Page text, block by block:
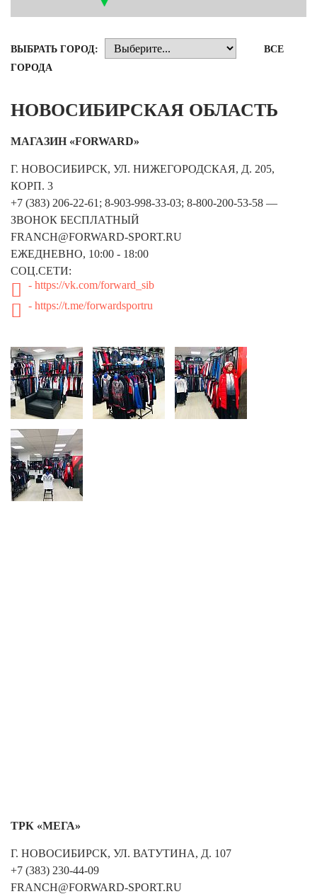
Республика Башкортостан (3)
Ростовская область (2)
Саратовская область (1)
Смоленская область (1)
Ставропольский край (5)
Томская область (1)
Тюменская область (3)
Хакасия (1)
Ханты-Мансийский автономный округ (3)
Челябинская область (2)
Ямало-Ненецкий автономный округ (1)
Ярославская область (1)
ВЫБРАТЬ ГОРОД:
ВСЕ
ГОРОДА
НОВОСИБИРСКАЯ ОБЛАСТЬ
МАГАЗИН «FORWARD»
Г. НОВОСИБИРСК, УЛ. НИЖЕГОРОДСКАЯ, Д. 205,
КОРП. 3
+7 (383) 206-22-61; 8-903-998-33-03; 8-800-200-53-58 —
ЗВОНОК БЕСПЛАТНЫЙ
FRANCH@FORWARD-SPORT.RU
ЕЖЕДНЕВНО, 10:00 - 18:00
СОЦ.СЕТИ:
- https://vk.com/forward_sib
- https://t.me/forwardsportru
ТРК «МЕГА»
Г. НОВОСИБИРСК, УЛ. ВАТУТИНА, Д. 107
+7 (383) 230-44-09
FRANCH@FORWARD-SPORT.RU